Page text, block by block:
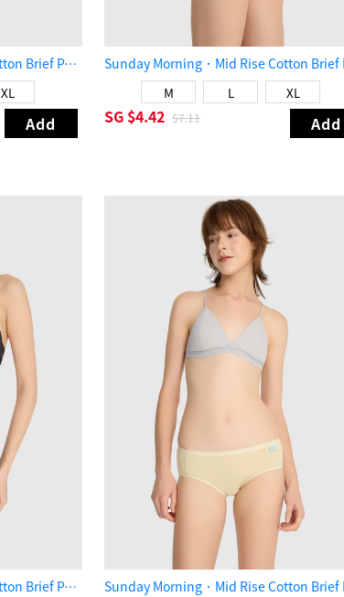
Sunday Morning．Mid Rise Cotton Brief Panty（Mineral Gray）
XL
Add
M L XL
SG $4.42 $7.11 Add
Sunday Morning．Mid Rise Cotton Brief Panty（Navy polka dots）